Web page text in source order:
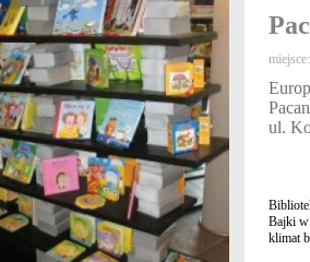
miejsce:
ul.
Bajki w
klimat